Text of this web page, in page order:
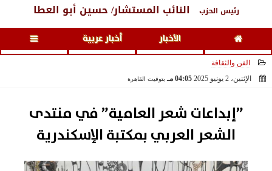
رئيس الحزب النائب المستشار/ حسين أبو العطا
الأخبار أخبار عربية
الفن والثقافة
الإثنين، 2 يونيو 2025
04:05 مـ بتوقيت القاهرة
”إبداعات شعر العامية” في منتدى
الشعر العربي بمكتبة الإسكندرية